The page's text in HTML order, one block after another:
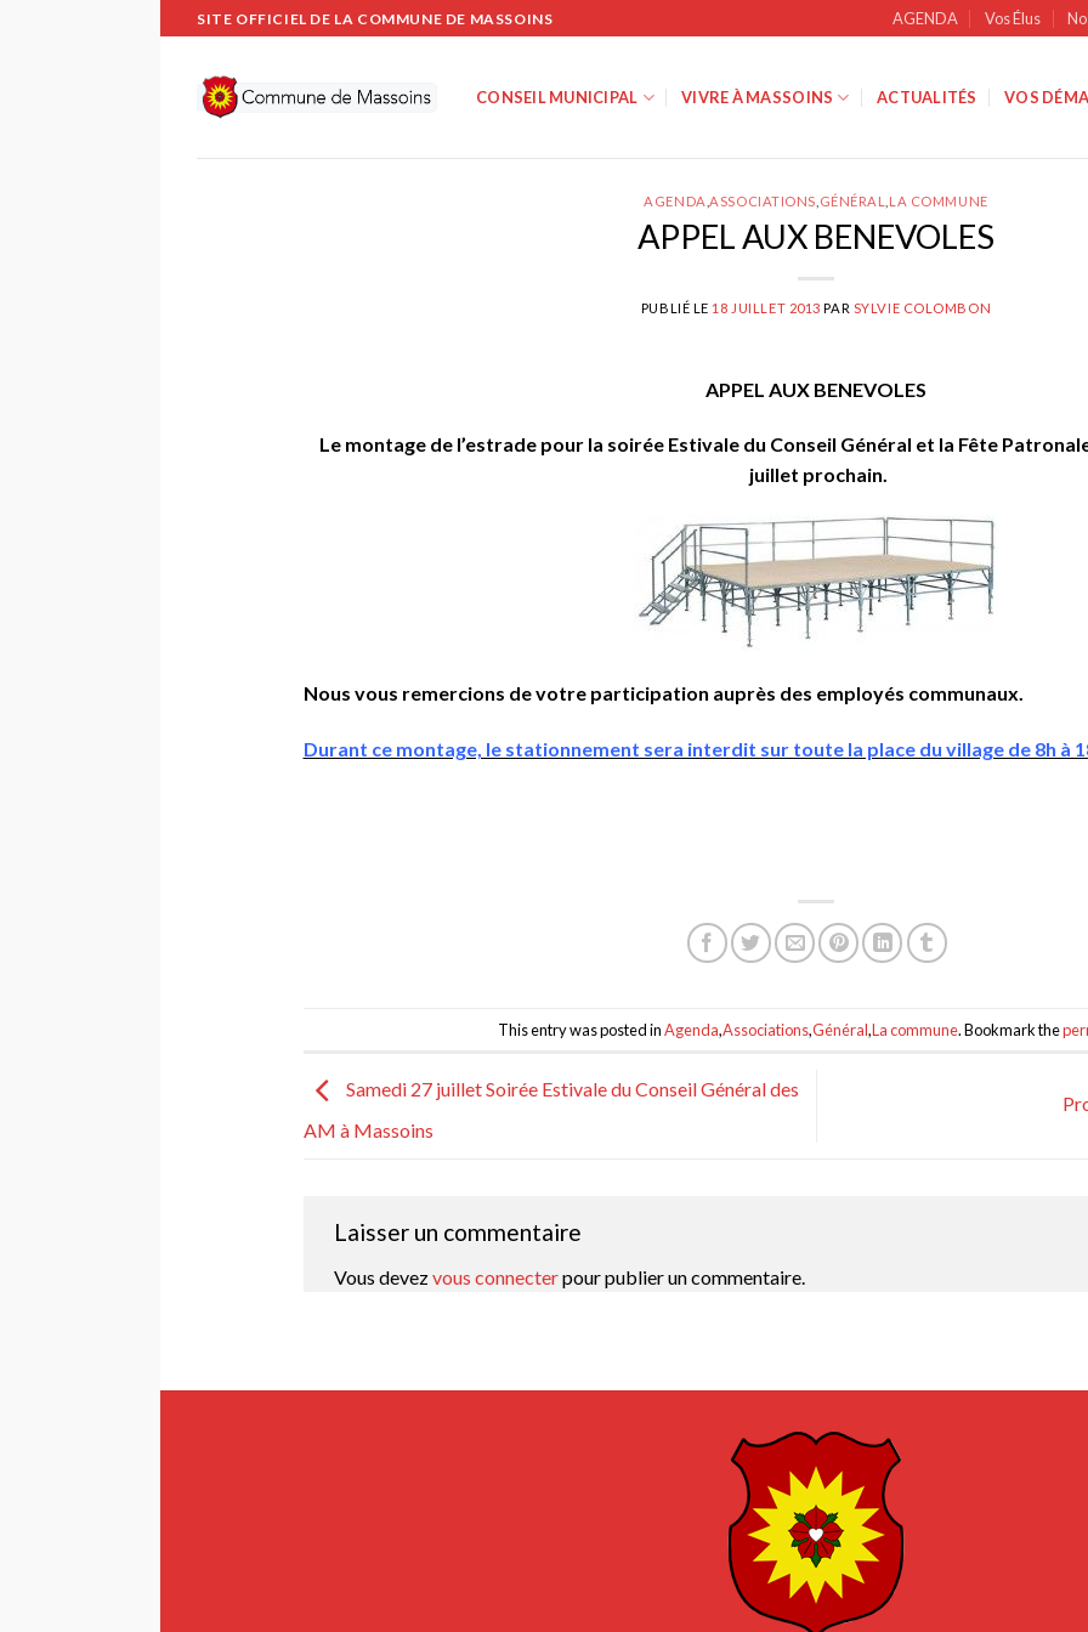
Passer
au
contenu
SITE OFFICIEL DE LA COMMUNE DE MASSOINS AGENDA Vos Élus
CONSEIL MUNICIPAL VIVRE À MASSOINS ACTUALITÉS VOS
AGENDA ,ASSOCIATIONS GÉNÉRAL LA COMMUNE
APPEL AUX BENEVOLES
PUBLIÉ LE 18 JUILLET 2013 PAR SYLVIE COLOMBON
APPEL AUX BENEVOLES
Le montage de l’estrade pour la soirée Estivale du Conseil Général et la Fête
juillet prochain.
Nous vous remercions de votre participation auprès des employés communaux.
Durant ce montage, le stationnement sera interdit sur toute la place du village de 8h à
This entry was posted inAgenda,Associations,Général,La commune. Bookmark the
Samedi 27 juillet Soirée Estivale du Conseil Général des
AM à Massoins
Laisser un commentaire
Vous devezvous connecterpour publier un commentaire.